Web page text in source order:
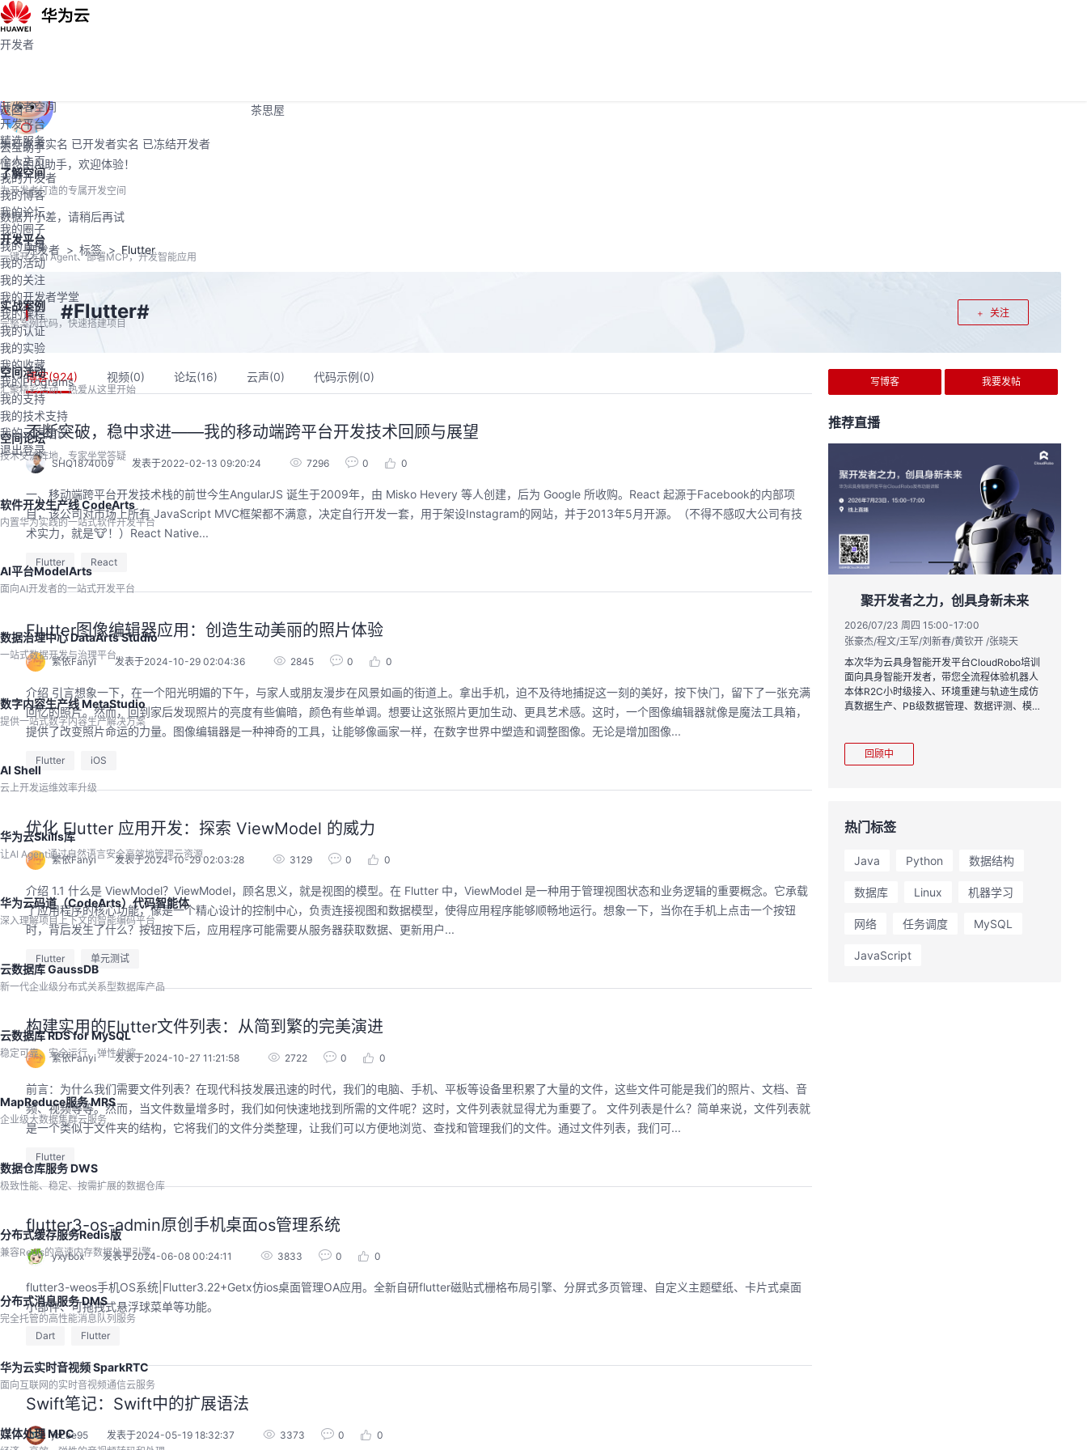
茶思屋
开发者空间
开发平台
精选服务
了解空间
为开发者打造的专属开发空间
开发平台
一键开发AI Agent、部署MCP，开发智能应用
实战案例
完整案例代码，快速搭建项目
空间活动
汇聚精彩活动，热爱从这里开始
空间论坛
技术交流阵地，专家坐堂答疑
软件开发生产线 CodeArts
内置华为实践的一站式软件开发平台
AI平台ModelArts
面向AI开发者的一站式开发平台
数据治理中心 DataArts Studio
一站式数据开发与治理平台
数字内容生产线 MetaStudio
提供一站式数字内容生产解决方案
AI Shell
云上开发运维效率升级
华为云Skills库
让AI Agent通过自然语言安全高效地管理云资源
华为云码道（CodeArts）代码智能体
深入理解项目上下文的智能编码平台
云数据库 GaussDB
新一代企业级分布式关系型数据库产品
云数据库 RDS for MySQL
稳定可靠、安全运行、弹性伸缩
MapReduce服务 MRS
企业级大数据集群云服务
数据仓库服务 DWS
极致性能、稳定、按需扩展的数据仓库
分布式缓存服务Redis版
兼容Redis的高速内存数据处理引擎
分布式消息服务 DMS
完全托管的高性能消息队列服务
华为云实时音视频 SparkRTC
面向互联网的实时音视频通信云服务
媒体处理 MPC
开发者
返回
未开发者实名 已开发者实名 已冻结开发者
个人主页
我的开发者
我的博客
我的论坛
我的圈子
我的直播
我的活动
我的关注
我的开发者学堂
我的课程
我的认证
我的实验
我的收藏
我的Programs
我的支持
我的技术支持
我的云声建议
退出登录
云宝助手
懂您的AI助手，欢迎体验！
数据开小差，请稍后再试
开发者 标签 Flutter
关注
#Flutter#
博客(924) 视频(0) 论坛(16) 云声(0) 代码示例(0)
不断突破，稳中求进——我的移动端跨平台开发技术回顾与展望
SHQ1874009 发表于2022-02-13 09:20:24 7296 0 0
一、移动端跨平台开发技术栈的前世今生AngularJS 诞生于2009年，由 Misko Hevery 等人创建，后为 Google 所收购。React 起源于Facebook的内部项
目，该公司对市场上所有 JavaScript MVC框架都不满意，决定自行开发一套，用于架设Instagram的网站，并于2013年5月开源。（不得不感叹大公司有技
术实力，就是🐮！）React Native...
Flutter React
Flutter图像编辑器应用：创造生动美丽的照片体验
繁依Fanyi 发表于2024-10-29 02:04:36 2845 0 0
介绍 引言想象一下，在一个阳光明媚的下午，与家人或朋友漫步在风景如画的街道上。拿出手机，迫不及待地捕捉这一刻的美好，按下快门，留下了一张充满
回忆的照片。然而，回到家后发现照片的亮度有些偏暗，颜色有些单调。想要让这张照片更加生动、更具艺术感。这时，一个图像编辑器就像是魔法工具箱，
提供了改变照片命运的力量。图像编辑器是一种神奇的工具，让能够像画家一样，在数字世界中塑造和调整图像。无论是增加图像...
Flutter iOS
优化 Flutter 应用开发：探索 ViewModel 的威力
繁依Fanyi 发表于2024-10-29 02:03:28 3129 0 0
介绍 1.1 什么是 ViewModel？ViewModel，顾名思义，就是视图的模型。在 Flutter 中，ViewModel 是一种用于管理视图状态和业务逻辑的重要概念。它承载
了应用程序的核心功能，像是一个精心设计的控制中心，负责连接视图和数据模型，使得应用程序能够顺畅地运行。想象一下，当你在手机上点击一个按钮
时，背后发生了什么？按钮按下后，应用程序可能需要从服务器获取数据、更新用户...
Flutter 单元测试
构建实用的Flutter文件列表：从简到繁的完美演进
繁依Fanyi 发表于2024-10-27 11:21:58 2722 0 0
前言：为什么我们需要文件列表？在现代科技发展迅速的时代，我们的电脑、手机、平板等设备里积累了大量的文件，这些文件可能是我们的照片、文档、音
频、视频等等。然而，当文件数量增多时，我们如何快速地找到所需的文件呢？这时，文件列表就显得尤为重要了。 文件列表是什么？简单来说，文件列表就
是一个类似于文件夹的结构，它将我们的文件分类整理，让我们可以方便地浏览、查找和管理我们的文件。通过文件列表，我们可...
Flutter
flutter3-os-admin原创手机桌面os管理系统
yxybox 发表于2024-06-08 00:24:11 3833 0 0
flutter3-weos手机OS系统|Flutter3.22+Getx仿ios桌面管理OA应用。全新自研flutter磁贴式栅格布局引擎、分屏式多页管理、自定义主题壁纸、卡片式桌面
小部件、可拖拽式悬浮球菜单等功能。
Dart Flutter
Swift笔记：Swift中的扩展语法
jcLee95 发表于2024-05-19 18:32:37 3373 0 0
写博客 我要发帖
推荐直播
圈
林华鼎-华为云AI开发者运营负责人
程，只教用AI · 零代码、有产出、能带走、可炫
耀 · 每课人人动手实操
kill市场安装专家技能，带你零距离体验从需
求，开发，审查，重构全链路闭环的开发过
程。从零构建并交付一个完整项目，让您体验
从代码提交到服务上线的“极速”之旅。
本次华为云具身智能开发平台CloudRobo培训
面向具身智能开发者，带您全流程体验机器人
本体R2C小时级接入、环境重建与轨迹生成仿
真数据生产、PB级数据管理、数据评测、模型
训推、强化学习和Benchmark一键评测等功
能，并体验业界主流具身模型应用。
用码道，让你的AI作品三步上朋友
2026/08/04 周二 19:00-20:00
林华鼎-华为云AI开发者运营负责人
从入门 · 到做AI应用 · 到企业级开发。不教编
程，只教用AI · 零代码、有产出、能带走、可
耀 · 每课人人动手实操
热门标签
Java Python 数据结构
数据库 Linux 机器学习
网络 任务调度 MySQL
JavaScript